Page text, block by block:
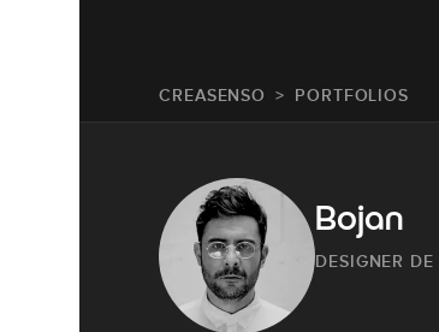
CREASENSO PORTFOLIOS
Bojan
DESIGNER